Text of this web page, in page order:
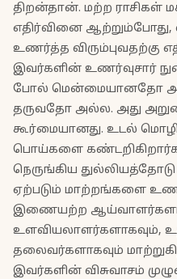
திறன்தான். மற்ற ராசிகள்
எதிர்வினை ஆற்றும்போது,
உணர்த்த விரும்புவதற்கு
இவர்களின் உணர்வுசார்
போல் மென்மையானதோ
தருவதோ அல்ல. அது
கூர்மையானது. உடல்
பொய்களை
நெருங்கிய
ஏற்படும் மாற்றங்களை
இணையற்ற
உளவியலாளர்களாகவும்,
தலைவர்களாகவும்
இவர்களின் விசுவாசம்